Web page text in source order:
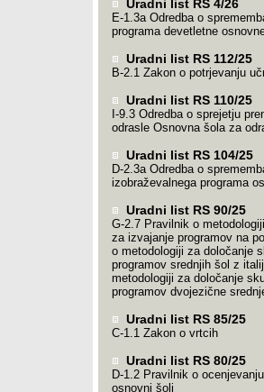
Uradni list RS 4/26
E-1.3a Odredba o
programa devetletne
Uradni list RS 112/25
B-2.1 Zakon o potrjevanju
Uradni list RS 110/25
I-9.3 Odredba o sprejetju
odrasle Osnovna šola za
Uradni list RS 104/25
D-2.3a Odredba o
izobraževalnega programa
Uradni list RS 90/25
G-2.7 Pravilnik o
za izvajanje programov na
o metodologiji za določanje
programov srednjih šol z
metodologiji za določanje
programov dvojezične
Uradni list RS 85/25
C-1.1 Zakon o vrtcih
Uradni list RS 80/25
D-1.2 Pravilnik o
osnovni šoli